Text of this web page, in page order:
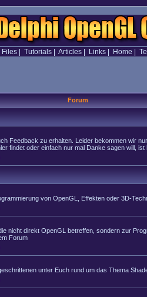
Files| Tutorials| Articles| Links| Home
Forum
Feedback zu erhalten. Leider bekommen wir
findet oder einfach nur mal Danke sagen will, ist
von OpenGL, Effekten oder 3D-
nicht direkt OpenGL betreffen, sondern zur
Forum
unter Euch rund um das Thema